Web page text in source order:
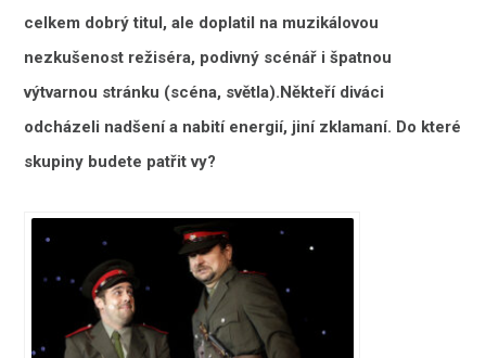
celkem dobrý titul, ale doplatil na muzikálovou
nezkušenost režiséra, podivný scénář i špatnou
výtvarnou stránku (scéna, světla).Někteří diváci
odcházeli nadšení a nabití energií, jiní zklamaní. Do které
skupiny budete patřit vy?